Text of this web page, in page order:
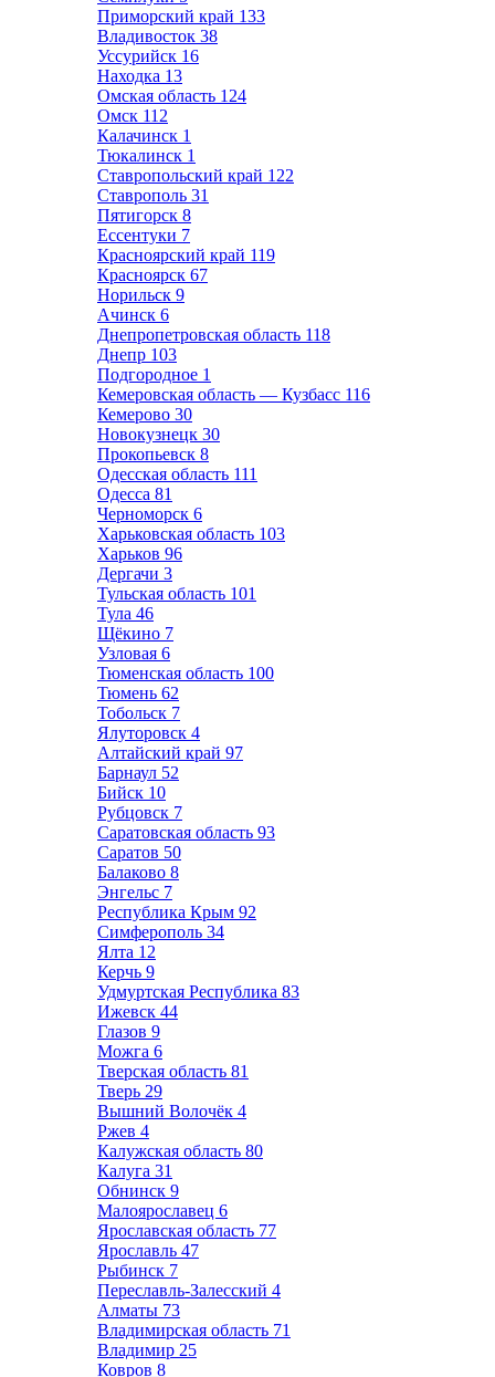
Приморский край 133
Владивосток 38
Уссурийск 16
Находка 13
Омская область 124
Омск 112
Калачинск 1
Тюкалинск 1
Ставропольский край 122
Ставрополь 31
Пятигорск 8
Ессентуки 7
Красноярский край 119
Красноярск 67
Норильск 9
Ачинск 6
Днепропетровская область 118
Днепр 103
Подгородное 1
Кемеровская область — Кузбасс 116
Кемерово 30
Новокузнецк 30
Прокопьевск 8
Одесская область 111
Одесса 81
Черноморск 6
Харьковская область 103
Харьков 96
Дергачи 3
Тульская область 101
Тула 46
Щёкино 7
Узловая 6
Тюменская область 100
Тюмень 62
Тобольск 7
Ялуторовск 4
Алтайский край 97
Барнаул 52
Бийск 10
Рубцовск 7
Саратовская область 93
Саратов 50
Балаково 8
Энгельс 7
Республика Крым 92
Симферополь 34
Ялта 12
Керчь 9
Удмуртская Республика 83
Ижевск 44
Глазов 9
Можга 6
Тверская область 81
Тверь 29
Вышний Волочёк 4
Ржев 4
Калужская область 80
Калуга 31
Обнинск 9
Малоярославец 6
Ярославская область 77
Ярославль 47
Рыбинск 7
Переславль-Залесский 4
Алматы 73
Владимирская область 71
Владимир 25
Ковров 8